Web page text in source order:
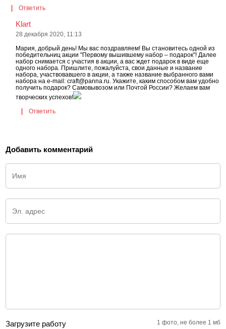
Ответить
Klart
28 декабря 2020, 11:13
Мария, добрый день! Мы вас поздравляем! Вы становитесь одной из
победительниц акции "Первому вышившему набор – подарок"! Далее
набор снимается с участия в акции, а вас ждет подарок в виде еще
одного набора. Пришлите, пожалуйста, свои данные и название
набора, участвовавшего в акции, а также название выбранного вами
набора на e-mail: craft@panna.ru. Укажите, каким способом вам удобно
получить подарок? Самовывозом или Почтой России? Желаем вам
творческих успехов!
Ответить
Добавить комментарий
Загрузите работу 1 фото, не более 1 мб